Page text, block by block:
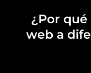
¿Por
web a